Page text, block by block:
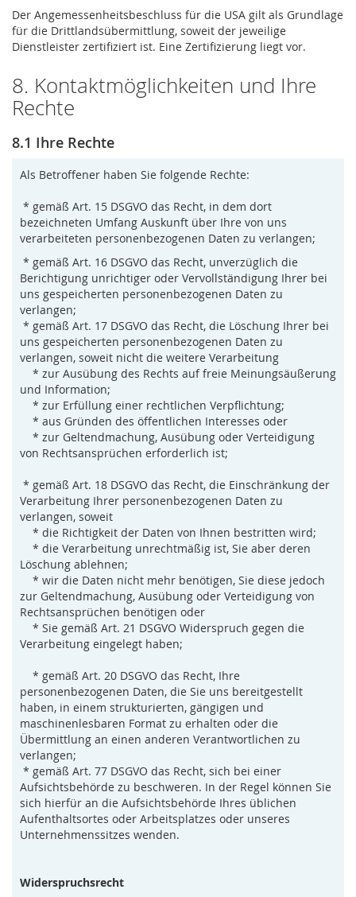
Der Angemessenheitsbeschluss für die USA gilt als Grundlage
für die Drittlandsübermittlung, soweit der jeweilige
Dienstleister zertifiziert ist. Eine Zertifizierung liegt vor.
8. Kontaktmöglichkeiten und Ihre
Rechte
8.1 Ihre Rechte
Als Betroffener haben Sie folgende Rechte:
* gemäß Art. 15 DSGVO das Recht, in dem dort
bezeichneten Umfang Auskunft über Ihre von uns
verarbeiteten personenbezogenen Daten zu verlangen;
* gemäß Art. 16 DSGVO das Recht, unverzüglich die
Berichtigung unrichtiger oder Vervollständigung Ihrer bei
uns gespeicherten personenbezogenen Daten zu
verlangen;
* gemäß Art. 17 DSGVO das Recht, die Löschung Ihrer bei
uns gespeicherten personenbezogenen Daten zu
verlangen, soweit nicht die weitere Verarbeitung
* zur Ausübung des Rechts auf freie Meinungsäußerung
und Information;
* zur Erfüllung einer rechtlichen Verpflichtung;
* aus Gründen des öffentlichen Interesses oder
* zur Geltendmachung, Ausübung oder Verteidigung
von Rechtsansprüchen erforderlich ist;
* gemäß Art. 18 DSGVO das Recht, die Einschränkung der
Verarbeitung Ihrer personenbezogenen Daten zu
verlangen, soweit
* die Richtigkeit der Daten von Ihnen bestritten wird;
* die Verarbeitung unrechtmäßig ist, Sie aber deren
Löschung ablehnen;
* wir die Daten nicht mehr benötigen, Sie diese jedoch
zur Geltendmachung, Ausübung oder Verteidigung von
Rechtsansprüchen benötigen oder
* Sie gemäß Art. 21 DSGVO Widerspruch gegen die
Verarbeitung eingelegt haben;
* gemäß Art. 20 DSGVO das Recht, Ihre
personenbezogenen Daten, die Sie uns bereitgestellt
haben, in einem strukturierten, gängigen und
maschinenlesbaren Format zu erhalten oder die
Übermittlung an einen anderen Verantwortlichen zu
verlangen;
* gemäß Art. 77 DSGVO das Recht, sich bei einer
Aufsichtsbehörde zu beschweren. In der Regel können Sie
sich hierfür an die Aufsichtsbehörde Ihres üblichen
Aufenthaltsortes oder Arbeitsplatzes oder unseres
Unternehmenssitzes wenden.
Widerspruchsrecht